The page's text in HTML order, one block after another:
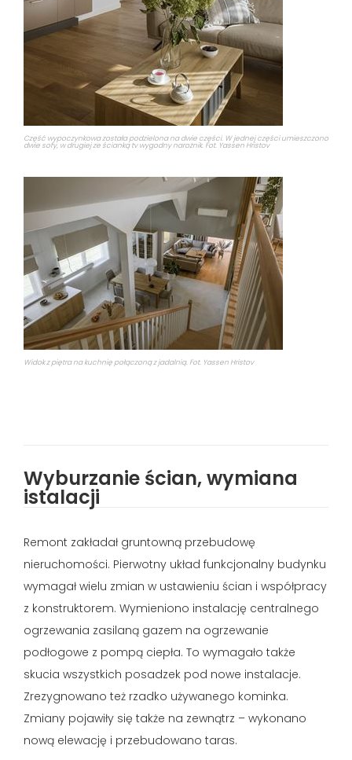
Część wypoczynkowa została podzielona na dwie części. W jednej części umieszczono
dwie sofy, w drugiej ze ścianką tv wygodny narożnik. Fot. Yassen Hristov
Widok z piętra na kuchnię połączoną z jadalnią. Fot. Yassen Hristov
Wyburzanie ścian, wymiana
istalacji
Remont zakładał gruntowną przebudowę
nieruchomości. Pierwotny układ funkcjonalny budynku
wymagał wielu zmian w ustawieniu ścian i współpracy
z konstruktorem. Wymieniono instalację centralnego
ogrzewania zasilaną gazem na ogrzewanie
podłogowe z pompą ciepła. To wymagało także
skucia wszystkich posadzek pod nowe instalacje.
Zrezygnowano też rzadko używanego kominka.
Zmiany pojawiły się także na zewnątrz – wykonano
nową elewację i przebudowano taras.